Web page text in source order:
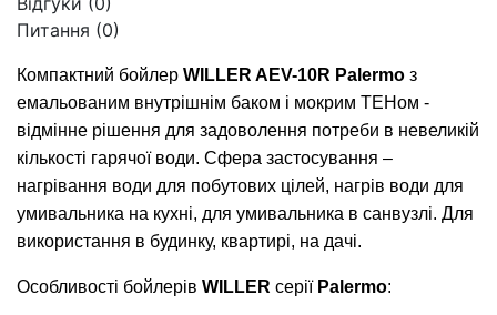
Питання (0)
Компактний бойлер WILLER AEV-10R Palermo з
емальованим внутрішнім баком і мокрим ТЕНом -
відмінне рішення для задоволення потреби в невеликій
кількості гарячої води. Сфера застосування –
нагрівання води для побутових цілей, нагрів води для
умивальника на кухні, для умивальника в санвузлі. Для
використання в будинку, квартирі, на дачі.
Особливості бойлерів WILLER серії Palermo: